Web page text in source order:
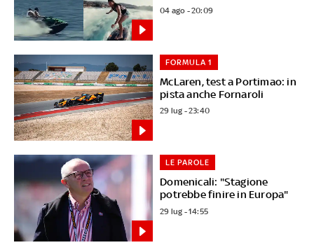
04 ago - 20:09
McLaren, test a Portimao: in
pista anche Fornaroli
FORMULA 1
29 lug - 23:40
Domenicali: "Stagione
potrebbe finire in Europa"
LE PAROLE
29 lug - 14:55